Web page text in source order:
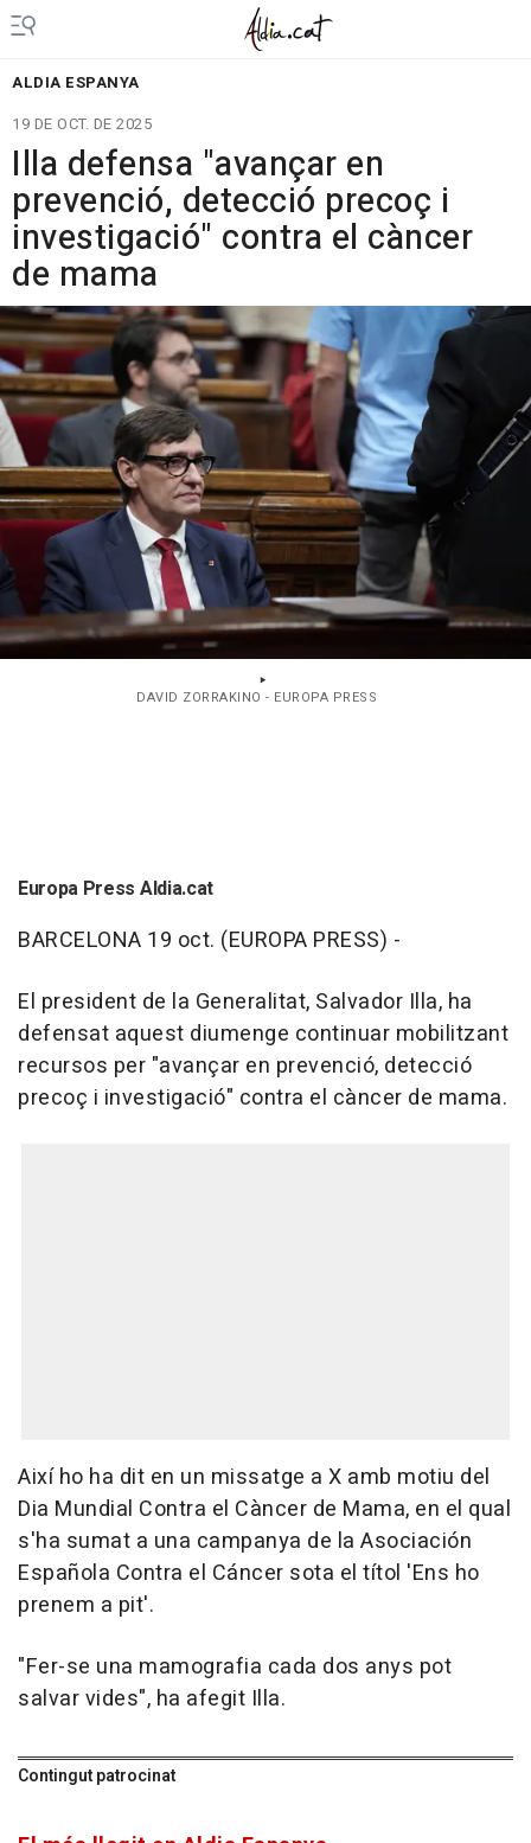
ALDIA ESPANYA
19 DE OCT. DE 2025
Illa defensa "avançar en
prevenció, detecció precoç i
investigació" contra el càncer
de mama
DAVID ZORRAKINO - EUROPA PRESS
Europa Press Aldia.cat
BARCELONA 19 oct. (EUROPA PRESS) -
El president de la Generalitat, Salvador Illa, ha
defensat aquest diumenge continuar mobilitzant
recursos per "avançar en prevenció, detecció
precoç i investigació" contra el càncer de mama.
Així ho ha dit en un missatge a X amb motiu del
Dia Mundial Contra el Càncer de Mama, en el qual
s'ha sumat a una campanya de la Asociación
Española Contra el Cáncer sota el títol 'Ens ho
prenem a pit'.
"Fer-se una mamografia cada dos anys pot
salvar vides", ha afegit Illa.
Contingut patrocinat